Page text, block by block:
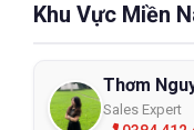
Khu Vực Miền
Thơm
Sales Expert